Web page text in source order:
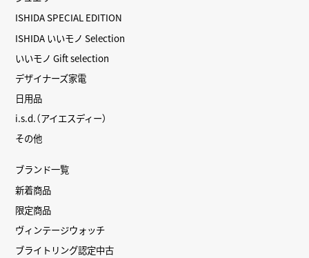
ISHIDA SPECIAL EDITION
ISHIDA いいモノ Selection
いいモノ Gift selection
デザイナーズ家電
日用品
i.s.d.（アイエスディー）
その他
ブランド一覧
新着商品
限定商品
ヴィンテージウォッチ
ブライトリング認定中古